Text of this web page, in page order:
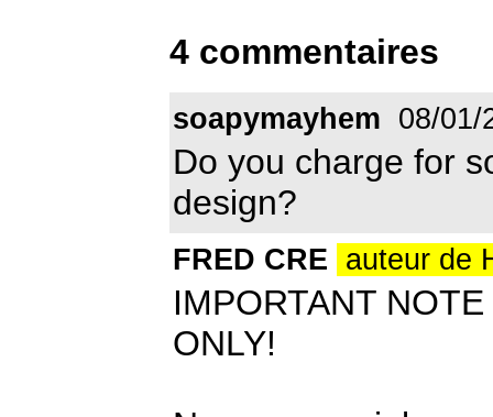
4 commentaires
soapymayhem 08/01/
Do you charge for
design?
FRED CRE auteur de
IMPORTANT
ONLY!